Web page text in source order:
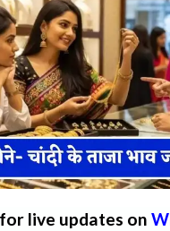
live updates on